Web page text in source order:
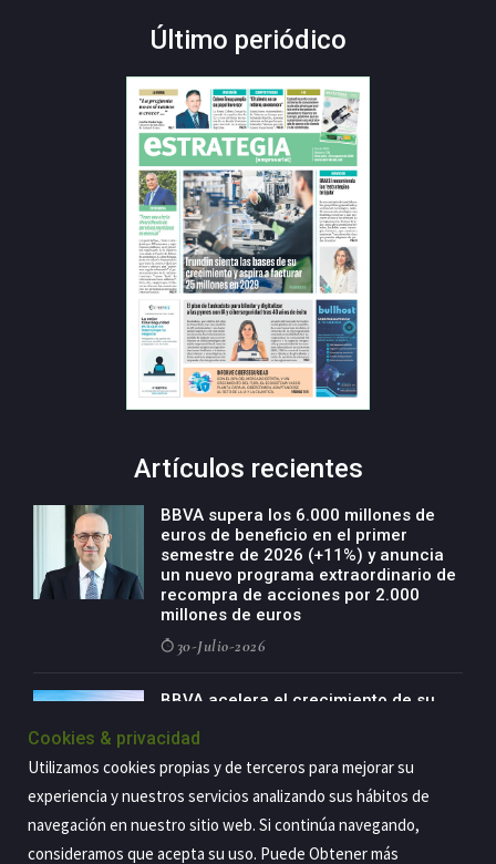
Último periódico
Artículos recientes
BBVA supera los 6.000 millones de
euros de beneficio en el primer
semestre de 2026 (+11%) y anuncia
un nuevo programa extraordinario de
recompra de acciones por 2.000
millones de euros
30-Julio-2026
BBVA acelera el crecimiento de su
de especialización presente en siete
países
29-Julio-2026
Cookies & privacidad
Utilizamos cookies propias y de terceros para mejorar su
experiencia y nuestros servicios analizando sus hábitos de
navegación en nuestro sitio web. Si continúa navegando,
consideramos que acepta su uso. Puede Obtener más